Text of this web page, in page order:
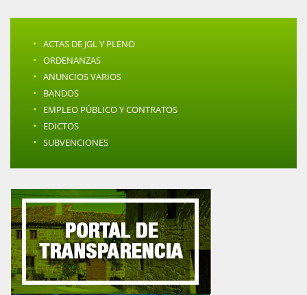
· ACTAS DE JGL Y PLENO
· ORDENANZAS
· ANUNCIOS VARIOS
· BANDOS
· EMPLEO PÚBLICO Y CONTRATOS
· EDICTOS
· SUBVENCIONES